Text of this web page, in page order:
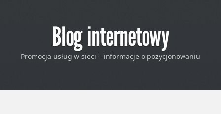
Blog internetowy
Promocja usług w sieci – informacje o pozycjonowaniu